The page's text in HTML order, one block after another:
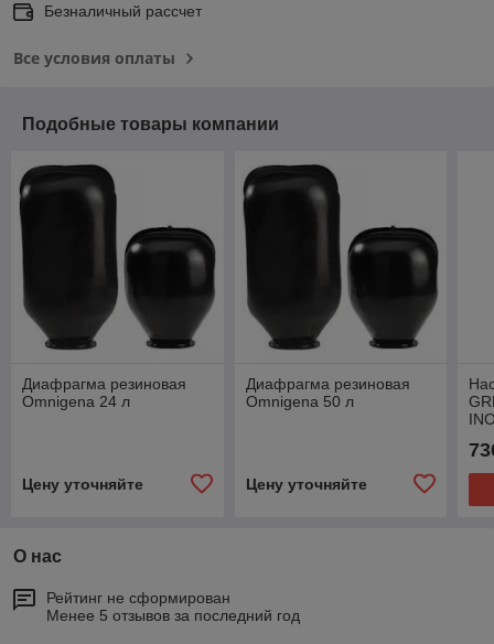
Безналичный рассчет
Все условия оплаты
Подобные товары компании
Диафрагма резиновая
Omnigena 24 л
Цену уточняйте
Диафрагма резиновая
Omnigena 50 л
Цену уточняйте
О нас
Рейтинг не сформирован
Менее 5 отзывов за последний год